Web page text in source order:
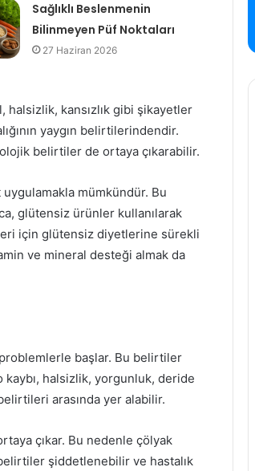
Sağlıklı Beslenmenin
Bilinmeyen Püf Noktaları
27 Haziran 2026
halsizlik, kansızlık gibi şikayetler
yaygın belirtilerindendir.
belirtiler de ortaya çıkarabilir.
mümkündür. Bu
glütensiz ürünler kullanılarak
için glütensiz diyetlerine sürekli
ve mineral desteği almak da
başlar. Bu belirtiler
kaybı, halsizlik, yorgunluk, deride
arasında yer alabilir.
çıkar. Bu nedenle çölyak
şiddetlenebilir ve hastalık